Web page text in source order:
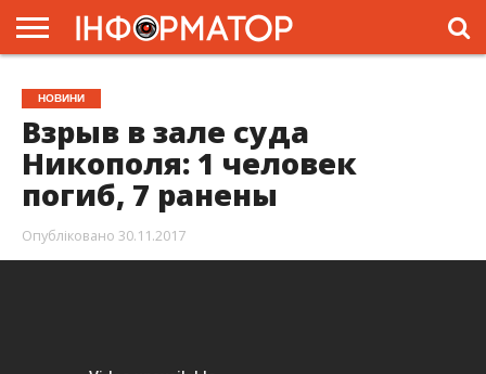
ГОЛОВНА
ЖИТТЯ
ВЛАДА
ГРОШІ
ТРЕШ
ПРЕС-
РЕЛІЗИ
РЕКЛАМА
ПРОЕКТИ
НОВИНИ
Взрыв в зале суда
Никополя: 1 человек
погиб, 7 ранены
Опубліковано 30.11.2017